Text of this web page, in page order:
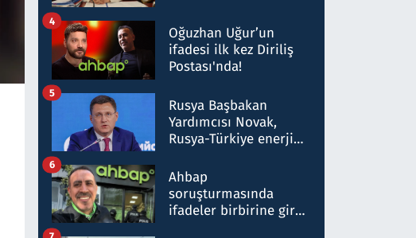
Oğuzhan Uğur’un
ifadesi ilk kez Diriliş
Postası'nda!
4
Rusya Başbakan
Yardımcısı Novak,
Rusya-Türkiye enerji
nitelikte olduğunu
belirtti
5
Ahbap
soruşturmasında
ifadeler birbirine girdi:
6